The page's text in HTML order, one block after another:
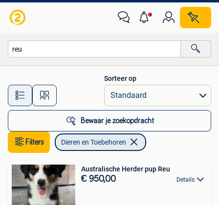
Alle afstanden…
Sorteer op
Bewaar je zoekopdracht
Filters Dieren en Toebehoren
Australische Herder pup Reu
€ 950,00 Details